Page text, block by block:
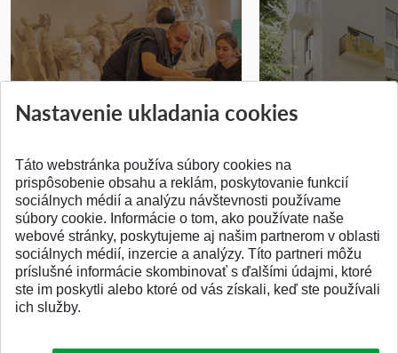
Pridané 14.07.2026 Pridané 03.07.2026
SPÄŤ NA VRCH
Nastavenie ukladania cookies
Táto webstránka používa súbory cookies na
prispôsobenie obsahu a reklám, poskytovanie funkcií
sociálnych médií a analýzu návštevnosti používame
súbory cookie. Informácie o tom, ako používate naše
webové stránky, poskytujeme aj našim partnerom v oblasti
sociálnych médií, inzercie a analýzy. Títo partneri môžu
príslušné informácie skombinovať s ďalšími údajmi, ktoré
ste im poskytli alebo ktoré od vás získali, keď ste používali
ich služby.